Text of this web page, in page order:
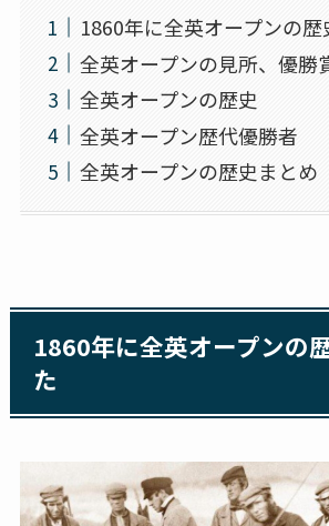
1860年に全英オープンの
全英オープンの見所、優勝
全英オープンの歴史
全英オープン歴代優勝者
全英オープンの歴史まとめ
1860年に全英オープンの
た